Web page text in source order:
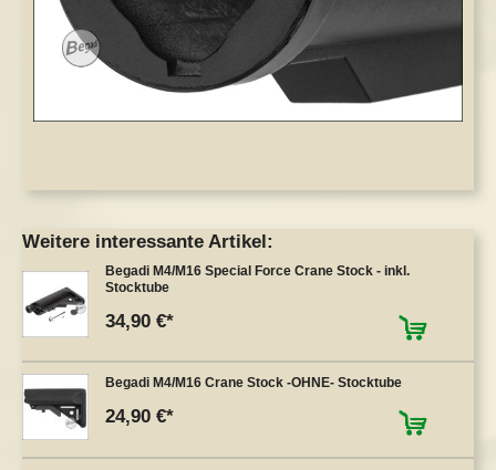
Weitere interessante Artikel:
Begadi M4/M16 Special Force Crane Stock - inkl.
Stocktube
34,90 €
Begadi M4/M16 Crane Stock -OHNE- Stocktube
24,90 €